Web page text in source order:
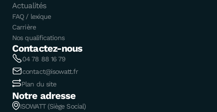
Actualités
FAQ / lexique
Carrière
Nos qualifications
Contactez-nous
04 78 88 16 79
contact@isowatt.fr
Plan du site
Notre adresse
ISOWATT (Siège Social)